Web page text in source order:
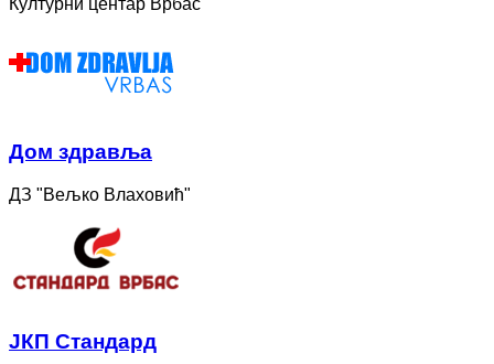
Културни центар Врбас
Дом здравља
ДЗ "Вељко Влаховић"
ЈКП Стандард